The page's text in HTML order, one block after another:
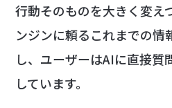
行動そのものを大きく変え
ンジンに頼るこれまでの情
し、ユーザーはAIに直接質
しています。